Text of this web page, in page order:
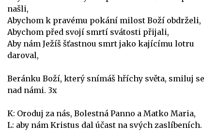
našli,
Abychom k pravému pokání milost Boží obdrželi,
Abychom před svojí smrtí svátosti přijali,
Aby nám Ježíš šťastnou smrt jako kajícímu lotru
daroval,
Beránku Boží, který snímáš hříchy světa, smiluj se
nad námi. 3x
K: Oroduj za nás, Bolestná Panno a Matko Maria,
L: aby nám Kristus dal účast na svých zaslíbeních.